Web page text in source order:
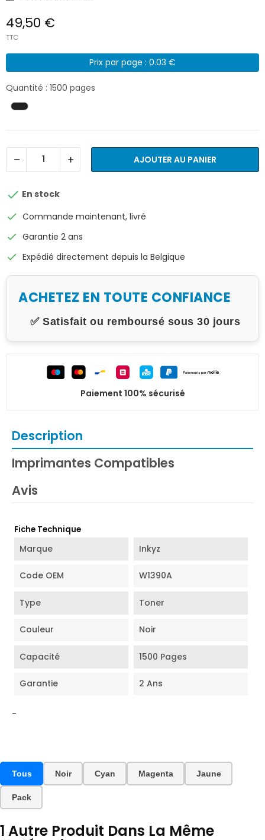
49,50 €
TTC
Prix par page : 0.03 €
Quantité : 1500 pages
AJOUTER AU PANIER
 En stock
check Commande maintenant, livré
check Garantie 2 ans
check Expédié directement depuis la Belgique
ACHETEZ EN TOUTE CONFIANCE
✅ Satisfait ou remboursé sous 30 jours
Paiement 100% sécurisé
Description
Imprimantes Compatibles
Avis
Fiche Technique
Marque Inkyz
Code OEM W1390A
Type Toner
Couleur Noir
Capacité 1500 Pages
Garantie 2 Ans
-
Tous Noir Cyan Magenta Jaune
Pack
1 Autre Produit Dans La Même